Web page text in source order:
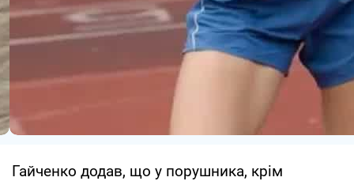
Гайченко додав, що у порушника, крім